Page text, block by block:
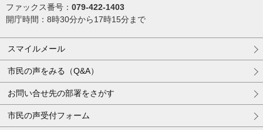
ファックス番号： 079-422-1403
開庁時間：8時30分から17時15分まで
スマイルメール
市民の声をみる（Q&A）
お問い合せ先の部署をさがす
市民の声受付フォーム